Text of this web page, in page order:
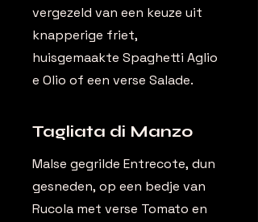
vergezeld van een keuze uit
knapperige friet,
huisgemaakte Spaghetti Aglio
e Olio of een verse Salade.
Tagliata di Manzo
Malse gegrilde Entrecote, dun
gesneden, op een bedje van
Rucola met verse Tomato en